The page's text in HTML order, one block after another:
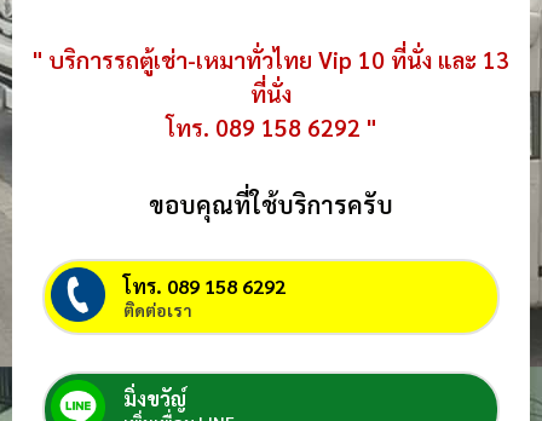
" บริการรถตู้เช่า-เหมาทั่วไทย Vip 10 ที่นั่ง และ 13
ที่นั่ง
โทร. 089 158 6292 "
ขอบคุณที่ใช้บริการครับ
โทร. 089 158 6292
ติดต่อเรา
มิ่งขวัญ์